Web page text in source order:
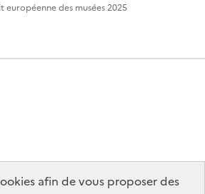
afin de vous proposer des
européenne des musées 2025